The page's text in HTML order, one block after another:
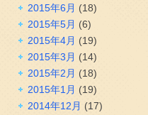
2015年6月 (18)
2015年5月 (6)
2015年4月 (19)
2015年3月 (14)
2015年2月 (18)
2015年1月 (19)
2014年12月 (17)